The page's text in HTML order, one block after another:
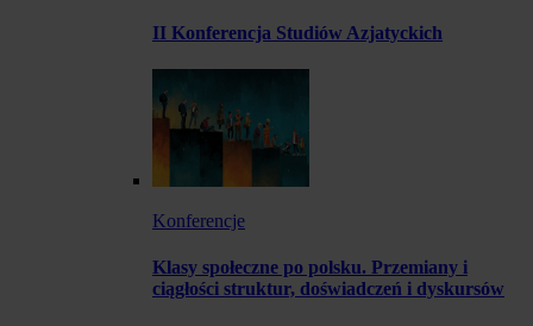
II Konferencja Studiów Azjatyckich
Konferencje
Klasy społeczne po polsku. Przemiany i
ciągłości struktur, doświadczeń i dyskursów